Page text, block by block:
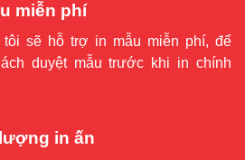
miễn phí
tôi sẽ hỗ trợ in mẫu miễn phí, để
duyệt mẫu trước khi in chính
in ấn